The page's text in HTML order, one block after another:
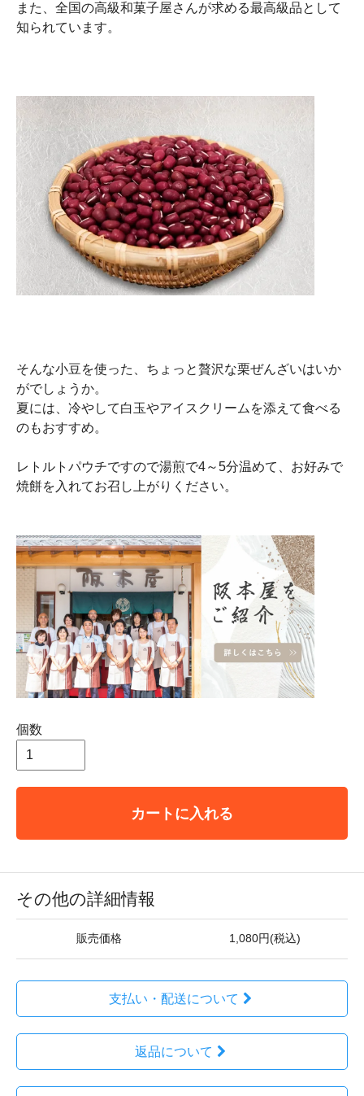
また、全国の高級和菓子屋さんが求める最高級品として
知られています。
そんな小豆を使った、ちょっと贅沢な栗ぜんざいはいか
がでしょうか。
夏には、冷やして白玉やアイスクリームを添えて食べる
のもおすすめ。
レトルトパウチですので湯煎で4～5分温めて、お好みで
焼餅を入れてお召し上がりください。
個数
カートに入れる
その他の詳細情報
販売価格 1,080円(税込)
支払い・配送について
返品について